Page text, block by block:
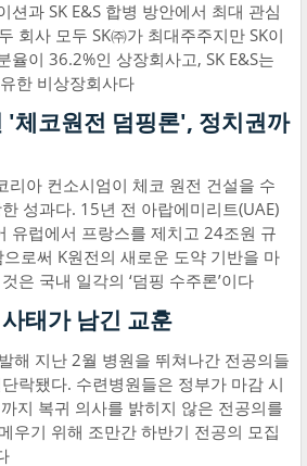
션과 SK E&S 합병 방안에서 최대 관심
회사 모두 SK㈜가 최대주주지만 SK이
율이 36.2%인 상장회사고, SK E&S는
한 비상장회사다
'체코원전 덤핑론', 정치권까
리아 컨소시엄이 체코 원전 건설을 수
성과다. 15년 전 아랍에미리트(UAE)
유럽에서 프랑스를 제치고 24조원 규
으로써 K원전의 새로운 도약 기반을 마
은 국내 일각의 ‘덤핑 수주론’이다
태가 남긴 교훈
해 지난 2월 병원을 뛰쳐나간 전공의들
락됐다. 수련병원들은 정부가 마감 시
지 복귀 의사를 밝히지 않은 전공의를
우기 위해 조만간 하반기 전공의 모집